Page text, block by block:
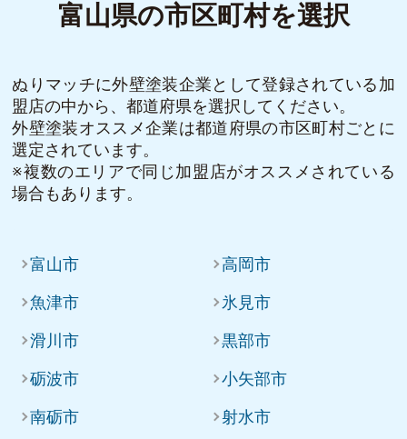
富山県の市区町村を選択
ぬりマッチに外壁塗装企業として登録されている加
盟店の中から、都道府県を選択してください。
外壁塗装オススメ企業は都道府県の市区町村ごとに
選定されています。
※複数のエリアで同じ加盟店がオススメされている
場合もあります。
富山市 高岡市
魚津市 氷見市
滑川市 黒部市
砺波市 小矢部市
南砺市 射水市